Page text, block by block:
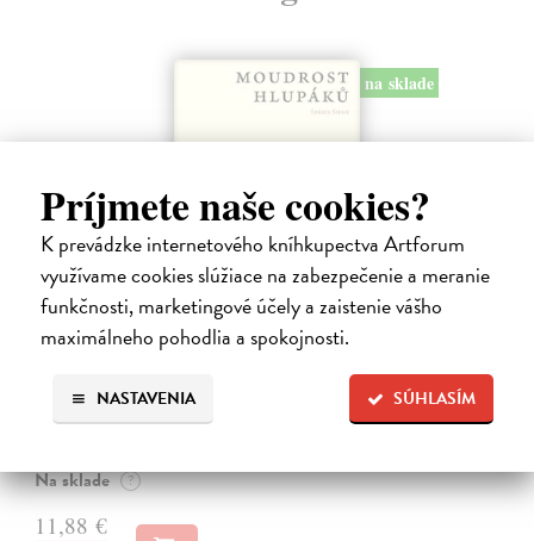
Príjmete naše cookies?
K prevádzke internetového kníhkupectva Artforum
využívame cookies slúžiace na zabezpečenie a meranie
funkčnosti, marketingové účely a zaistenie vášho
maximálneho pohodlia a spokojnosti.
SÚHLASÍM
NASTAVENIA
na sklade
Moudrost hlupáků
Pečlivě vybraná sbírka ilustrativních příběhů, vyprávění a anekdot,
které ilustrují zkušenostní filosofii a vyučovací postupy používané v
Na sklade ?
11,88 €